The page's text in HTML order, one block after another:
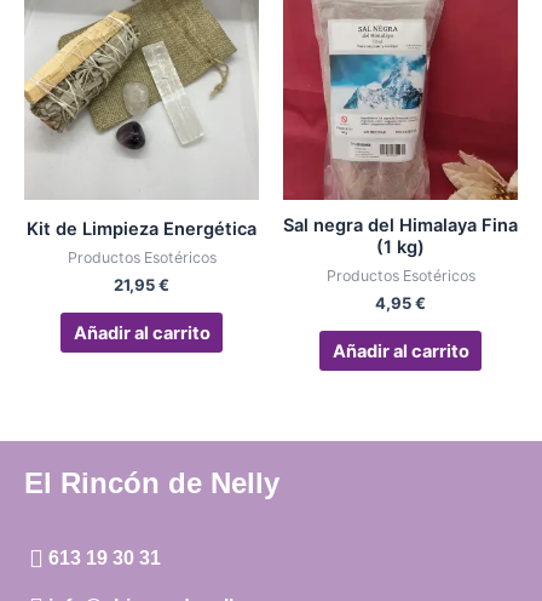
Kit de Limpieza Energética
Productos Esotéricos
21,95€
Añadir al carrito
Sal negra del Himalaya Fina
(1 kg)
Productos Esotéricos
4,95€
Añadir al carrito
El Rincón de Nelly
613 19 30 31